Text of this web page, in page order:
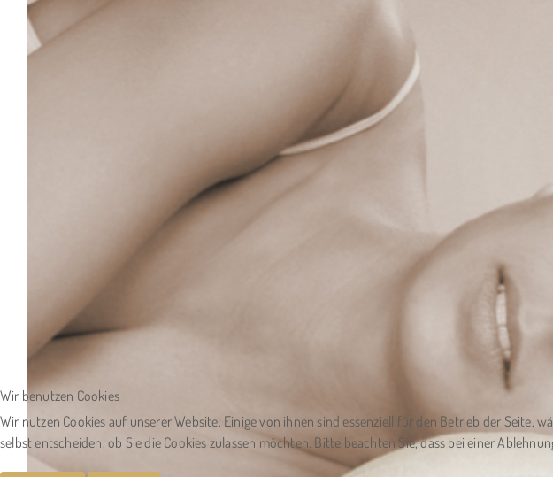
Wir benutzen Cookies
Wir nutzen Cookies auf unserer Website. Einige von ihnen sind essenziell für den Betrieb der Seite,
selbst entscheiden, ob Sie die Cookies zulassen möchten. Bitte beachten Sie, dass bei einer